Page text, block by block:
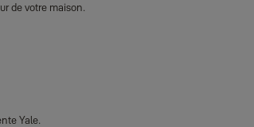
de votre maison.
Yale.